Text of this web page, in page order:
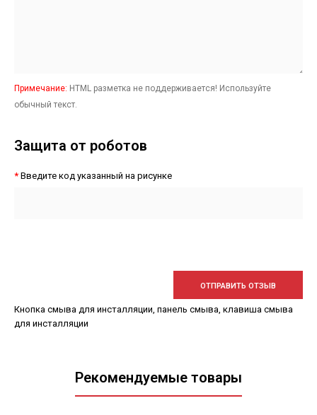
Примечание: HTML разметка не поддерживается! Используйте
обычный текст.
Защита от роботов
Введите код указанный на рисунке
ОТПРАВИТЬ ОТЗЫВ
Кнопка смыва для инсталляции, панель смыва, клавиша смыва
для инсталляции
Рекомендуемые товары